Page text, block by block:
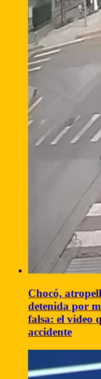
Chocó,
detenida por
falsa: el video
accidente